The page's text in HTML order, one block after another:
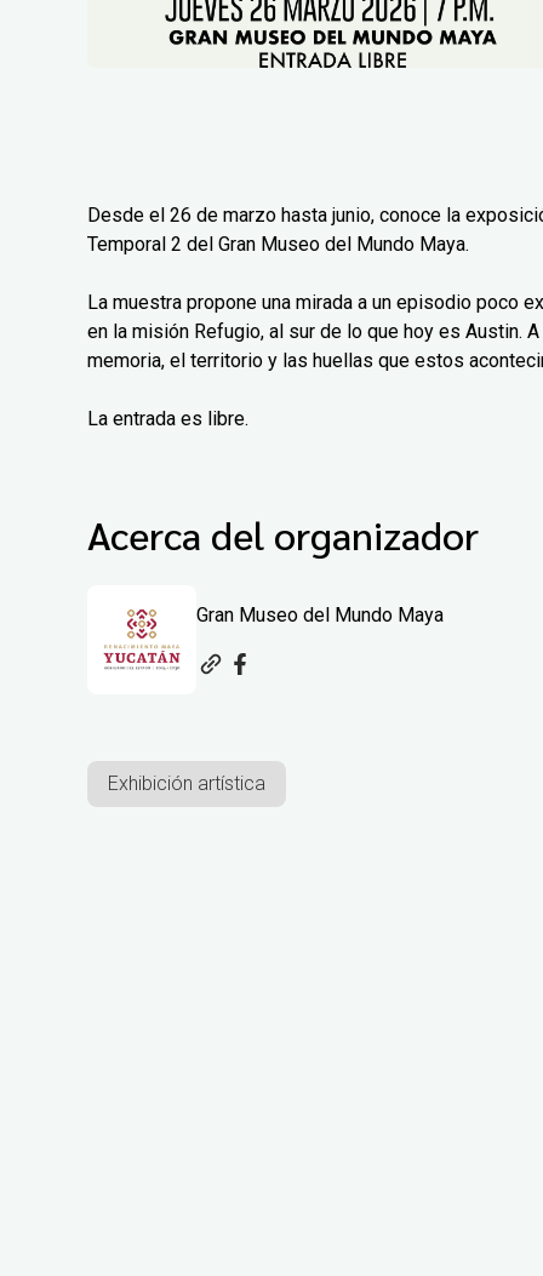
Desde el 26 de marzo hasta junio, conoce la
Temporal 2 del Gran Museo del Mundo Maya.
La muestra propone una mirada a un episodio poco
en la misión Refugio, al sur de lo que hoy es Austin.
memoria, el territorio y las huellas que estos
La entrada es libre.
Acerca del organizador
Gran Museo del Mundo Maya
Exhibición artística